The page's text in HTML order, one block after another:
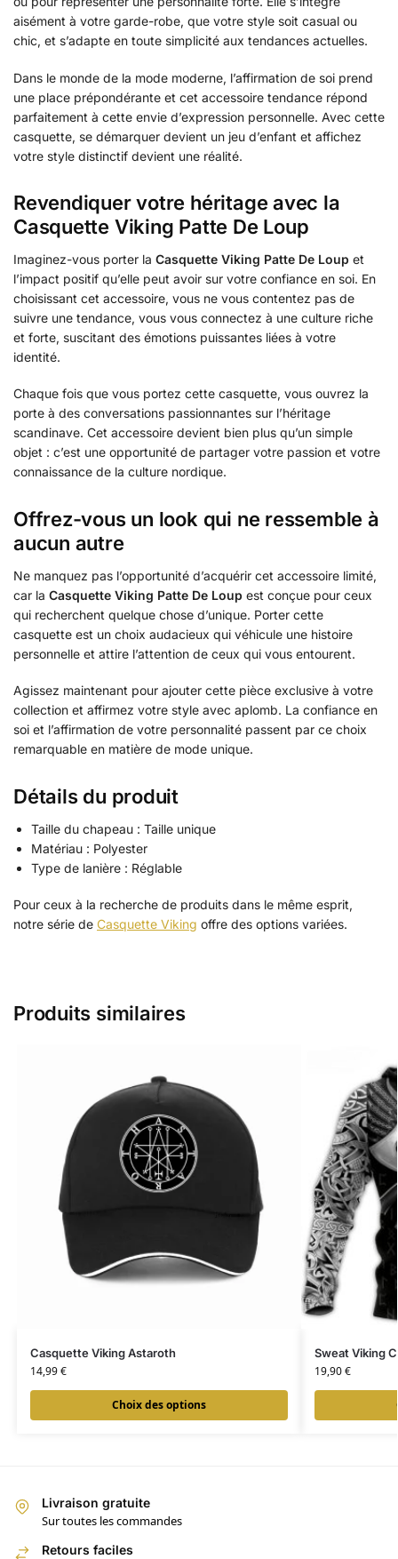
aisément à votre garde-robe, que votre style soit casual ou
chic, et s’adapte en toute simplicité aux tendances actuelles.
Dans le monde de la mode moderne, l’affirmation de soi prend
une place prépondérante et cet accessoire tendance répond
parfaitement à cette envie d’expression personnelle. Avec cette
casquette, se démarquer devient un jeu d’enfant et affichez
votre style distinctif devient une réalité.
Revendiquer votre héritage avec la
Casquette Viking Patte De Loup
Imaginez-vous porter la Casquette Viking Patte De Loup et
l’impact positif qu’elle peut avoir sur votre confiance en soi. En
choisissant cet accessoire, vous ne vous contentez pas de
suivre une tendance, vous vous connectez à une culture riche
et forte, suscitant des émotions puissantes liées à votre
identité.
Chaque fois que vous portez cette casquette, vous ouvrez la
porte à des conversations passionnantes sur l’héritage
scandinave. Cet accessoire devient bien plus qu’un simple
objet : c’est une opportunité de partager votre passion et votre
connaissance de la culture nordique.
Offrez-vous un look qui ne ressemble à
aucun autre
Ne manquez pas l’opportunité d’acquérir cet accessoire limité,
car la Casquette Viking Patte De Loup est conçue pour ceux
qui recherchent quelque chose d’unique. Porter cette
casquette est un choix audacieux qui véhicule une histoire
personnelle et attire l’attention de ceux qui vous entourent.
Agissez maintenant pour ajouter cette pièce exclusive à votre
collection et affirmez votre style avec aplomb. La confiance en
soi et l’affirmation de votre personnalité passent par ce choix
remarquable en matière de mode unique.
Détails du produit
Taille du chapeau : Taille unique
Matériau : Polyester
Type de lanière : Réglable
Pour ceux à la recherche de produits dans le même esprit,
notre série de Casquette Viking offre des options variées.
Produits similaires
Casquette Viking Astaroth
14,99€
Choix des options
Sweat Viking
19,90€
Livraison gratuite
Sur toutes les commandes
Retours faciles